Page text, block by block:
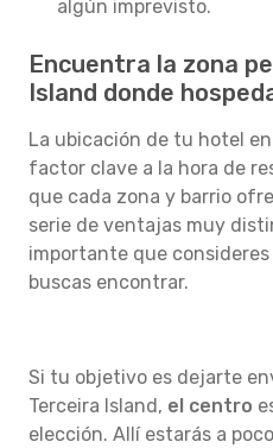
algún imprevisto.
Encuentra la zona
Island donde
La ubicación de tu hotel
factor clave a la hora de
que cada zona y barrio
serie de ventajas muy
importante que
buscas encontrar.
Si tu objetivo es dejarte
Terceira Island, el centro
elección. Allí estarás a